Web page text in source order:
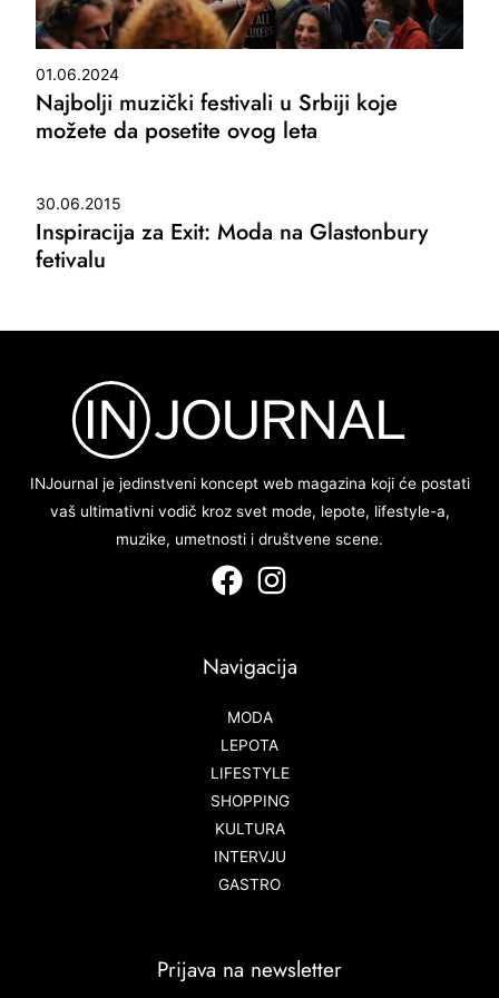
01.06.2024
Najbolji muzički festivali u Srbiji koje
možete da posetite ovog leta
30.06.2015
Inspiracija za Exit: Moda na Glastonbury
fetivalu
INJournal je jedinstveni koncept web magazina koji će postati
vaš ultimativni vodič kroz svet mode, lepote, lifestyle-a,
muzike, umetnosti i društvene scene.
Navigacija
MODA
LEPOTA
LIFESTYLE
SHOPPING
KULTURA
INTERVJU
GASTRO
Prijava na newsletter